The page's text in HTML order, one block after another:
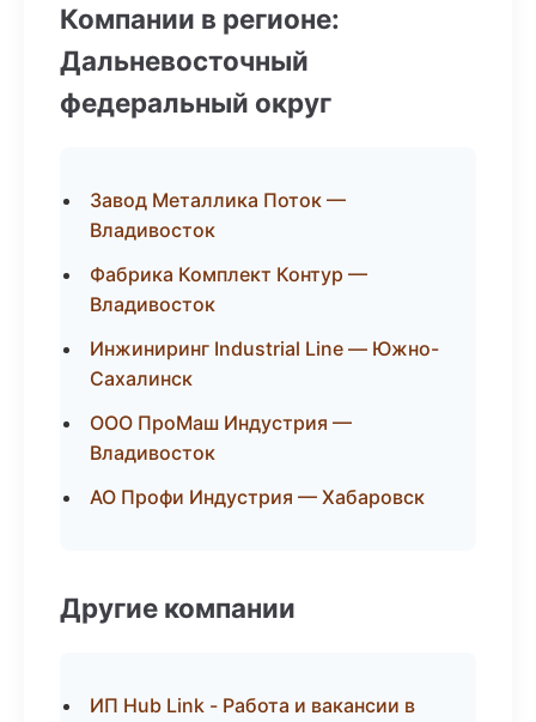
Компании в регионе:
Дальневосточный
федеральный округ
Завод Металлика Поток —
Владивосток
Фабрика Комплект Контур —
Владивосток
Инжиниринг Industrial Line — Южно-
Сахалинск
ООО ПроМаш Индустрия —
Владивосток
АО Профи Индустрия — Хабаровск
Другие компании
ИП Hub Link - Работа и вакансии в